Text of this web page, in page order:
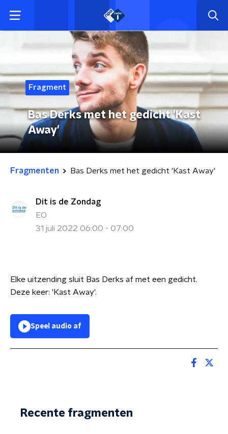
Fragment
Bas Derks met het gedicht 'Kast
Away'
Fragmenten Bas Derks met het gedicht 'Kast Away'
Dit is de Zondag
EO
31 juli 2022 06:00 - 07:00
Elke uitzending sluit Bas Derks af met een gedicht.
Deze keer: 'Kast Away'.
Speel audio af
Recente fragmenten